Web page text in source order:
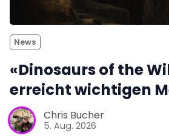
News
«Dinosaurs of the
erreicht wichtigen
Chris Bucher
5. Aug. 2026